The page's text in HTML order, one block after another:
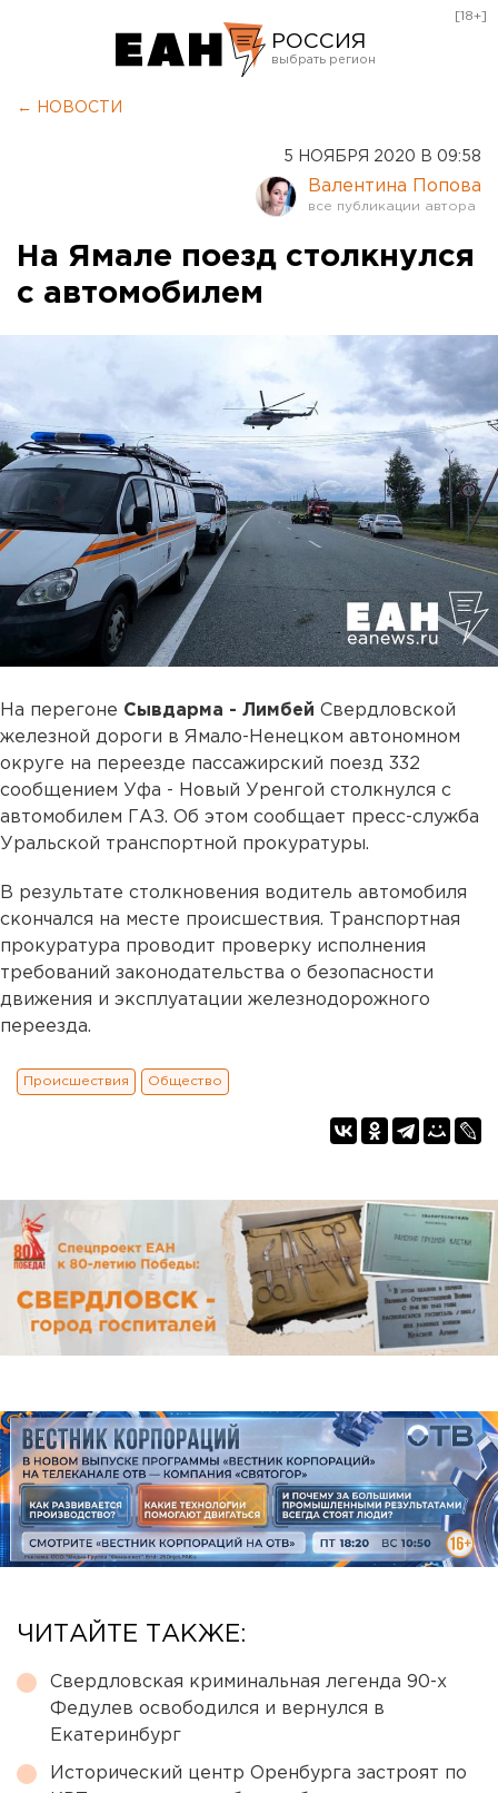
РОССИЯ
Курган
Оренбург
[18+]
← НОВОСТИ
5 НОЯБРЯ 2020 В 09:58
Валентина Попова
На Ямале поезд столкнулся
с автомобилем
На перегоне Сывдарма - Лимбей Свердловской
железной дороги в Ямало-Ненецком автономном
округе на переезде пассажирский поезд 332
сообщением Уфа - Новый Уренгой столкнулся с
автомобилем ГАЗ. Об этом сообщает пресс-служба
Уральской транспортной прокуратуры.
В результате столкновения водитель автомобиля
скончался на месте происшествия. Транспортная
прокуратура проводит проверку исполнения
требований законодательства о безопасности
движения и эксплуатации железнодорожного
переезда.
Происшествия Общество
ЧИТАЙТЕ ТАКЖЕ:
Свердловская криминальная легенда 90-х
Федулев освободился и вернулся в
Екатеринбург
Исторический центр Оренбурга застроят по